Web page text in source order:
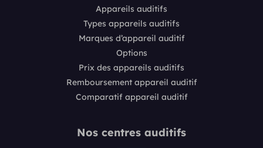
Appareils auditifs
Types appareils auditifs
Marques d’appareil auditif
Options
Prix des appareils auditifs
Remboursement appareil auditif
Comparatif appareil auditif
Nos centres auditifs